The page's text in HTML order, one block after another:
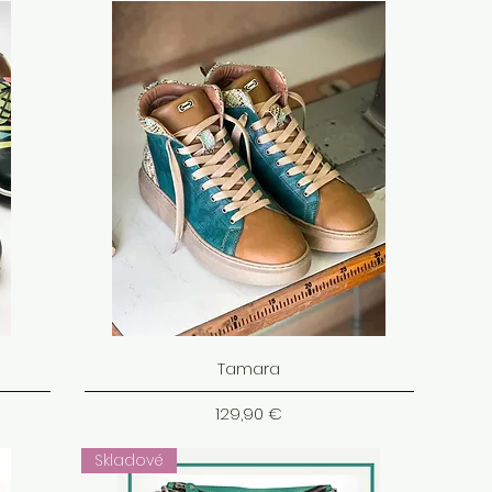
Tamara
Cena
129,90 €
Skladové